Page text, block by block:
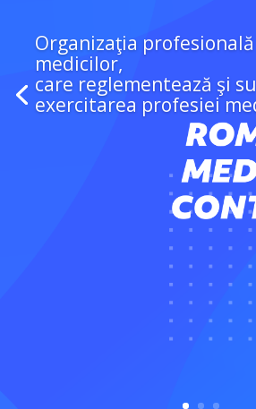
Organizaţia
medicilor,
care reglementează şi
exercitarea profesiei